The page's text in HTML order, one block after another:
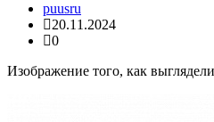
puusru
20.11.2024
0
Изображение того, как